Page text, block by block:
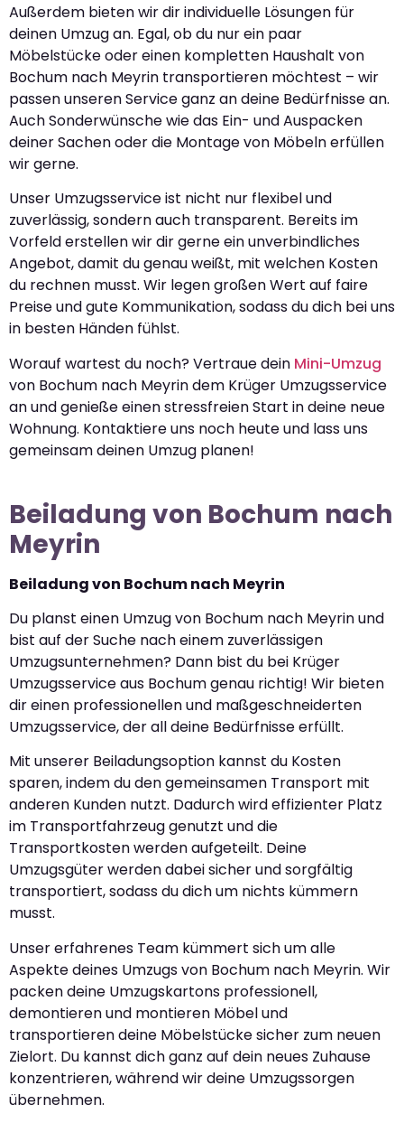
Außerdem bieten wir dir individuelle Lösungen für
deinen Umzug an. Egal, ob du nur ein paar
Möbelstücke oder einen kompletten Haushalt von
Bochum nach Meyrin transportieren möchtest – wir
passen unseren Service ganz an deine Bedürfnisse an.
Auch Sonderwünsche wie das Ein- und Auspacken
deiner Sachen oder die Montage von Möbeln erfüllen
wir gerne.
Unser Umzugsservice ist nicht nur flexibel und
zuverlässig, sondern auch transparent. Bereits im
Vorfeld erstellen wir dir gerne ein unverbindliches
Angebot, damit du genau weißt, mit welchen Kosten
du rechnen musst. Wir legen großen Wert auf faire
Preise und gute Kommunikation, sodass du dich bei uns
in besten Händen fühlst.
Worauf wartest du noch? Vertraue dein Mini-Umzug
von Bochum nach Meyrin dem Krüger Umzugsservice
an und genieße einen stressfreien Start in deine neue
Wohnung. Kontaktiere uns noch heute und lass uns
gemeinsam deinen Umzug planen!
Beiladung von Bochum nach
Meyrin
Beiladung von Bochum nach Meyrin
Du planst einen Umzug von Bochum nach Meyrin und
bist auf der Suche nach einem zuverlässigen
Umzugsunternehmen? Dann bist du bei Krüger
Umzugsservice aus Bochum genau richtig! Wir bieten
dir einen professionellen und maßgeschneiderten
Umzugsservice, der all deine Bedürfnisse erfüllt.
Mit unserer Beiladungsoption kannst du Kosten
sparen, indem du den gemeinsamen Transport mit
anderen Kunden nutzt. Dadurch wird effizienter Platz
im Transportfahrzeug genutzt und die
Transportkosten werden aufgeteilt. Deine
Umzugsgüter werden dabei sicher und sorgfältig
transportiert, sodass du dich um nichts kümmern
musst.
Unser erfahrenes Team kümmert sich um alle
Aspekte deines Umzugs von Bochum nach Meyrin. Wir
packen deine Umzugskartons professionell,
demontieren und montieren Möbel und
transportieren deine Möbelstücke sicher zum neuen
Zielort. Du kannst dich ganz auf dein neues Zuhause
konzentrieren, während wir deine Umzugssorgen
übernehmen.